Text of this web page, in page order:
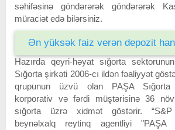
səhifəsinə göndərərək göndərərək
müraciət edə bilərsiniz.
Ən yüksək faiz verən depozit
Hazırda qeyri-həyat sığorta
Sığorta şirkəti 2006-cı ildən fəaliyyət
qrupunun üzvü olan PAŞA Sığorta
korporativ və fərdi müştərisinə 36
sığorta üzrə xidmət göstərir.
beynəlxalq reytinq agentliyi "PAŞA